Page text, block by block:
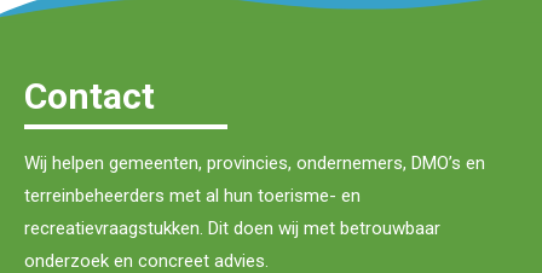
Contact
Wij helpen gemeenten, provincies, ondernemers, DMO’s en
terreinbeheerders met al hun toerisme- en
recreatievraagstukken. Dit doen wij met betrouwbaar
onderzoek en concreet advies.